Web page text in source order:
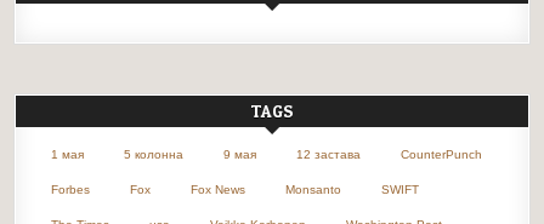
TAGS
1 мая 5 колонна 9 мая 12 застава CounterPunch
Forbes Fox Fox News Monsanto SWIFT